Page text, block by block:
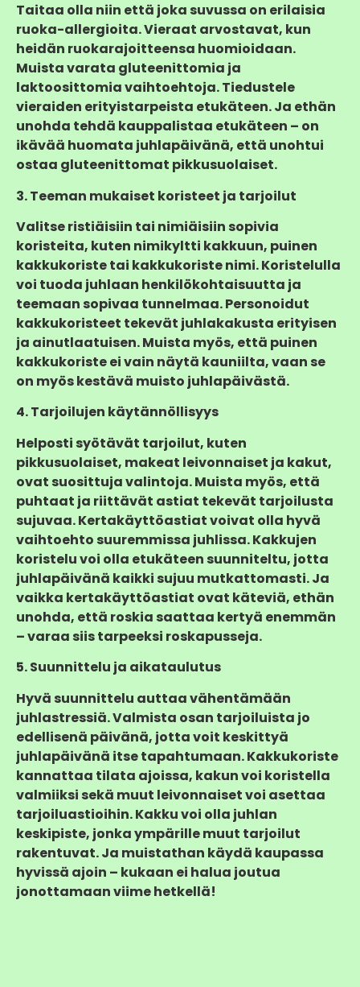
Taitaa olla niin että joka suvussa on erilaisia
ruoka-allergioita. Vieraat arvostavat, kun
heidän ruokarajoitteensa huomioidaan.
Muista varata gluteenittomia ja
laktoosittomia vaihtoehtoja. Tiedustele
vieraiden erityistarpeista etukäteen. Ja ethän
unohda tehdä kauppalistaa etukäteen – on
ikävää huomata juhlapäivänä, että unohtui
ostaa gluteenittomat pikkusuolaiset.
3. Teeman mukaiset koristeet ja tarjoilut
Valitse ristiäisiin tai nimiäisiin sopivia
koristeita, kuten nimikyltti kakkuun, puinen
kakkukoriste tai kakkukoriste nimi. Koristelulla
voi tuoda juhlaan henkilökohtaisuutta ja
teemaan sopivaa tunnelmaa. Personoidut
kakkukoristeet tekevät juhlakakusta erityisen
ja ainutlaatuisen. Muista myös, että puinen
kakkukoriste ei vain näytä kauniilta, vaan se
on myös kestävä muisto juhlapäivästä.
4. Tarjoilujen käytännöllisyys
Helposti syötävät tarjoilut, kuten
pikkusuolaiset, makeat leivonnaiset ja kakut,
ovat suosittuja valintoja. Muista myös, että
puhtaat ja riittävät astiat tekevät tarjoilusta
sujuvaa. Kertakäyttöastiat voivat olla hyvä
vaihtoehto suuremmissa juhlissa. Kakkujen
koristelu voi olla etukäteen suunniteltu, jotta
juhlapäivänä kaikki sujuu mutkattomasti. Ja
vaikka kertakäyttöastiat ovat käteviä, ethän
unohda, että roskia saattaa kertyä enemmän
– varaa siis tarpeeksi roskapusseja.
5. Suunnittelu ja aikataulutus
Hyvä suunnittelu auttaa vähentämään
juhlastressiä. Valmista osan tarjoiluista jo
edellisenä päivänä, jotta voit keskittyä
juhlapäivänä itse tapahtumaan. Kakkukoriste
kannattaa tilata ajoissa, kakun voi koristella
valmiiksi sekä muut leivonnaiset voi asettaa
tarjoiluastioihin. Kakku voi olla juhlan
keskipiste, jonka ympärille muut tarjoilut
rakentuvat. Ja muistathan käydä kaupassa
hyvissä ajoin – kukaan ei halua joutua
jonottamaan viime hetkellä!